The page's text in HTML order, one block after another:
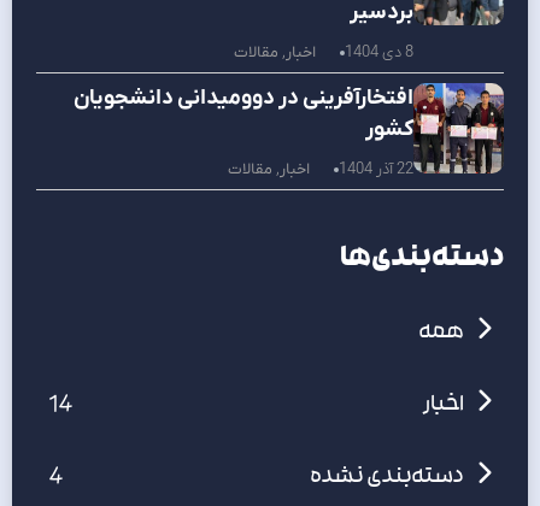
بردسیر
8 دی 1404 اخبار, مقالات
افتخارآفرینی در دوومیدانی دانشجویان
کشور
22 آذر 1404 اخبار, مقالات
دسته‌بندی‌ها
همه
اخبار 14
دسته‌بندی نشده 4